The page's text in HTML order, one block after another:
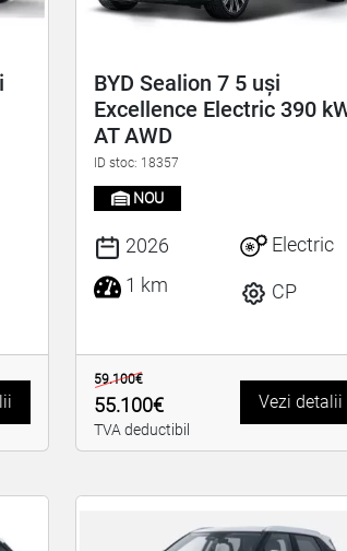
BYD Sealion 7 5 uși
Excellence Electric 390
AT AWD
ID stoc: 18357
NOU
2026
1 km
Electric
CP
59.100€
55.100€
TVA deductibil
Vezi detalii